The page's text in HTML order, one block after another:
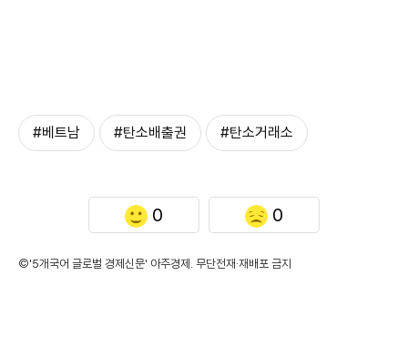
#베트남 #탄소배출권 #탄소거래소
0 0
©'5개국어 글로벌 경제신문' 아주경제. 무단전재·재배포 금지